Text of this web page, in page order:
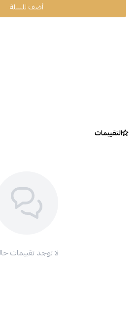
أضف للسلة
التقييمات
لا توجد تقييمات